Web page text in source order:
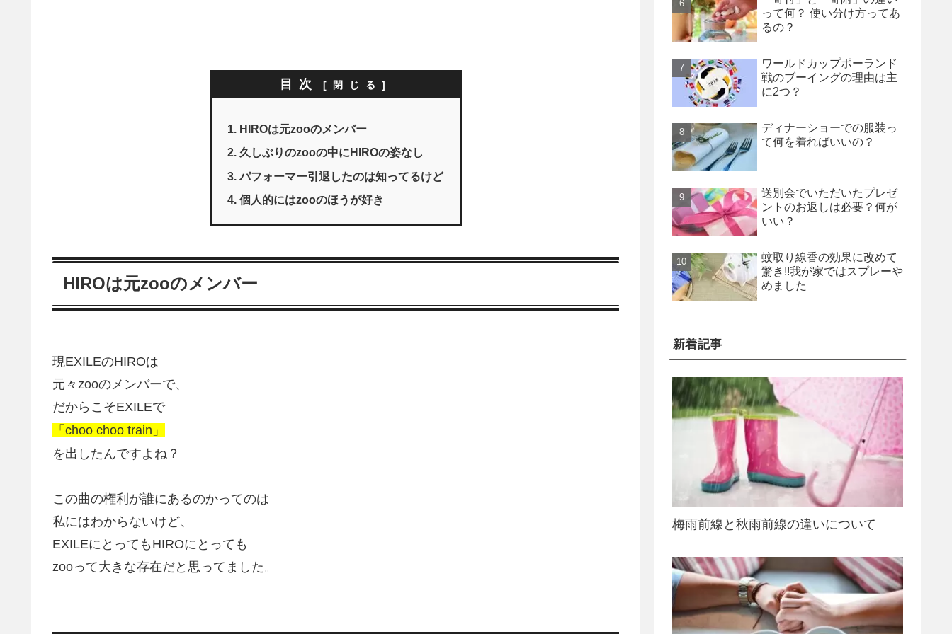
目次
HIROは元zooのメンバー
久しぶりのzooの中にHIROの姿なし
パフォーマー引退したのは知ってるけど
個人的にはzooのほうが好き
HIROは元zooのメンバー
現EXILEのHIROは
元々zooのメンバーで、
だからこそEXILEで
「choo choo train」
を出したんですよね？
この曲の権利が誰にあるのかってのは
私にはわからないけど、
EXILEにとってもHIROにとっても
zooって大きな存在だと思ってました。
って何？ 使い分け方ってあ
るの？
ワールドカップポーランド
戦のブーイングの理由は主
に2つ？
ディナーショーでの服装っ
て何を着ればいいの？
送別会でいただいたプレゼ
ントのお返しは必要？何が
いい？
蚊取り線香の効果に改めて
驚き!!我が家ではスプレーや
めました
新着記事
梅雨前線と秋雨前線の違いについて